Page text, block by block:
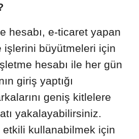
hesabı, e-ticaret yapan
işlerini büyütmeleri için
hesabı ile her gün
giriş yaptığı
geniş kitlelere
yakalayabilirsiniz.
etkili kullanabilmek için